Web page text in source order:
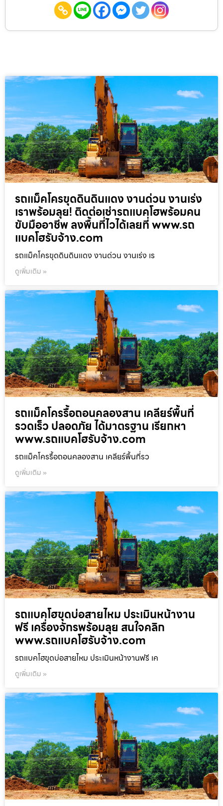
รถแม็คโครขุดดินดินแดง งานด่วน งานเร่ง
เราพร้อมลุย! ติดต่อเช่ารถแบคโฮพร้อมคน
ขับมืออาชีพ ลงพื้นที่ไวได้เลยที่ www.รถ
แบคโฮรับจ้าง.com
รถแม็คโครขุดดินดินแดง งานด่วน งานเร่ง เร
ดูเพิ่มเติม »
รถแม็คโครรื้อถอนคลองสาน เคลียร์พื้นที่
รวดเร็ว ปลอดภัย ได้มาตรฐาน เรียกหา
www.รถแบคโฮรับจ้าง.com
รถแม็คโครรื้อถอนคลองสาน เคลียร์พื้นที่รว
ดูเพิ่มเติม »
รถแบคโฮขุดบ่อสายไหม ประเมินหน้างาน
ฟรี เครื่องจักรพร้อมลุย สนใจคลิก
www.รถแบคโฮรับจ้าง.com
รถแบคโฮขุดบ่อสายไหม ประเมินหน้างานฟรี เค
ดูเพิ่มเติม »